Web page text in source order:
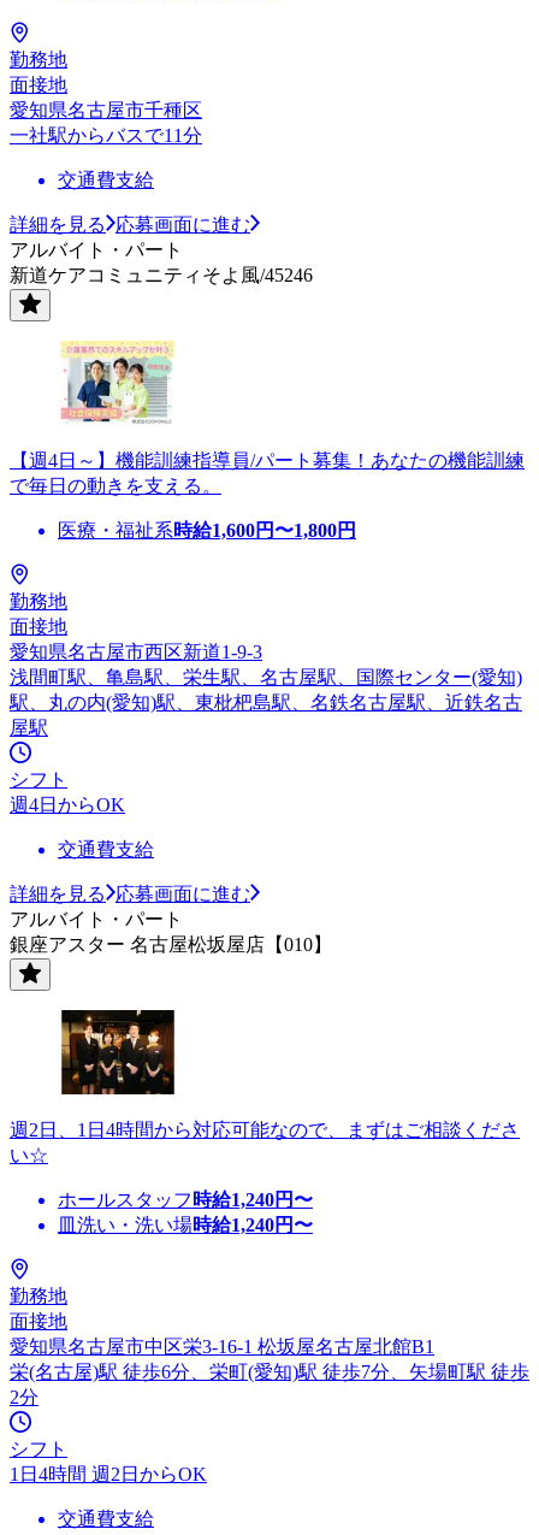
勤務地
面接地
愛知県名古屋市千種区
一社駅からバスで11分
交通費支給
詳細を見る
応募画面に進む
アルバイト・パート
新道ケアコミュニティそよ風/45246
【週4日～】機能訓練指導員/パート募集！あなたの機能訓練
で毎日の動きを支える。
医療・福祉系時給1,600円〜1,800円
勤務地
面接地
愛知県名古屋市西区新道1-9-3
浅間町駅、亀島駅、栄生駅、名古屋駅、国際センター(愛知)
駅、丸の内(愛知)駅、東枇杷島駅、名鉄名古屋駅、近鉄名古
屋駅
シフト
週4日からOK
交通費支給
詳細を見る
応募画面に進む
アルバイト・パート
銀座アスター 名古屋松坂屋店【010】
週2日、1日4時間から対応可能なので、まずはご相談くださ
い☆
ホールスタッフ 時給1,240円〜
皿洗い・洗い場時給1,240円〜
勤務地
面接地
愛知県名古屋市中区栄3-16-1 松坂屋名古屋北館B1
栄(名古屋)駅 徒歩6分、栄町(愛知)駅 徒歩7分、矢場町駅 徒歩
2分
シフト
1日4時間 週2日からOK
交通費支給